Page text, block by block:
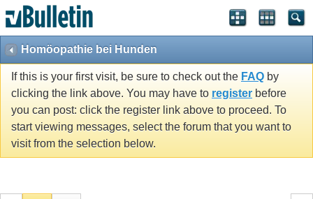
Homöopathie bei Hunden
If this is your first visit, be sure to check out the FAQ by
clicking the link above. You may have to register before
you can post: click the register link above to proceed. To
start viewing messages, select the forum that you want to
visit from the selection below.